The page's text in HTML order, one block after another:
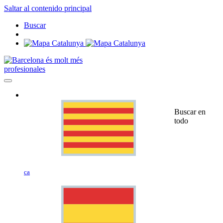
Saltar al contenido principal
Buscar
profesionales
ca
Buscar en
todo